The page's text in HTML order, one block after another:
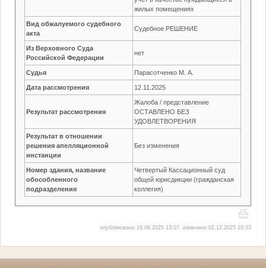
жилых помещениях
Вид обжалуемого судебного
акта
Судебное РЕШЕНИЕ
Из Верховного Суда
Российской Федерации
нет
Судья Парасотченко М. А.
Дата рассмотрения 12.11.2025
Результат рассмотрения
Жалоба / представление
ОСТАВЛЕНО БЕЗ
УДОВЛЕТВОРЕНИЯ
Результат в отношении
решения апелляционной
инстанции
Без изменения
Номер здания, название
обособленного
подразделения
Четвертый Кассационный суд
общей юрисдикции (гражданская
коллегия)
опубликовано 16.09.2025 13:07, изменено 02.12.2025 18:03